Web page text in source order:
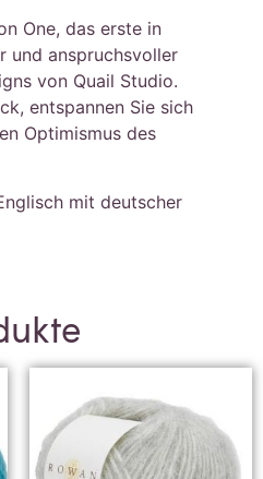
One, das erste in
und anspruchsvoller
von Quail Studio.
entspannen Sie sich
Optimismus des
mit deutscher